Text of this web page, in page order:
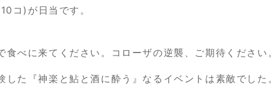
コ)が日当です。
べに来てください。コローザの逆襲、ご期待ください
た『神楽と鮎と酒に酔う』なるイベントは素敵でした